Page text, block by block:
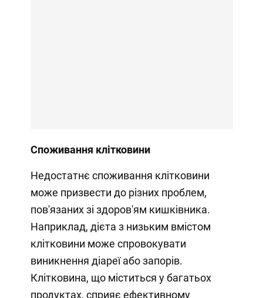
Споживання клітковини
Недостатнє споживання клітковини
може призвести до різних проблем,
пов'язаних зі здоров'ям кишківника.
Наприклад, дієта з низьким вмістом
клітковини може спровокувати
виникнення діареї або запорів.
Клітковина, що міститься у багатьох
продуктах, сприяє ефективному